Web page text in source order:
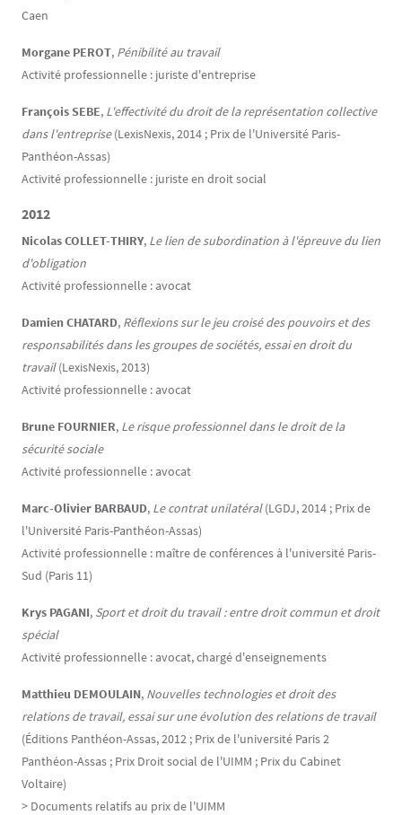
Caen
Morgane PEROT, Pénibilité au travail
Activité professionnelle : juriste d'entreprise
François SEBE, L'effectivité du droit de la représentation collective
dans l'entreprise(LexisNexis, 2014 ; Prix de l'Université Paris-
Panthéon-Assas)
Activité professionnelle : juriste en droit social
2012
Nicolas COLLET-THIRY, Le lien de subordination à l'épreuve du lien
d'obligation
Activité professionnelle : avocat
Damien CHATARD, Réflexions sur le jeu croisé des pouvoirs et des
responsabilités dans les groupes de sociétés, essai en droit du
travail(LexisNexis, 2013)
Activité professionnelle : avocat
Brune FOURNIER, Le risque professionnel dans le droit de la
sécurité sociale
Activité professionnelle : avocat
Marc-Olivier BARBAUD, Le contrat unilatéral(LGDJ, 2014 ; Prix de
l'Université Paris-Panthéon-Assas)
Activité professionnelle : maître de conférences à l'université Paris-
Sud (Paris 11)
Krys PAGANI, Sport et droit du travail : entre droit commun et droit
spécial
Activité professionnelle : avocat, chargé d'enseignements
Matthieu DEMOULAIN, Nouvelles technologies et droit des
relations de travail, essai sur une évolution des relations de travail
(Éditions Panthéon-Assas, 2012 ; Prix de l'université Paris 2
Panthéon-Assas ; Prix Droit social de l'UIMM ; Prix du Cabinet
Voltaire)
> Documents relatifs au prix de l'UIMM